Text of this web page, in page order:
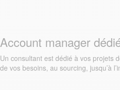
Account manager
Un consultant est dédié à vos projets
de vos besoins, au sourcing, jusqu’à